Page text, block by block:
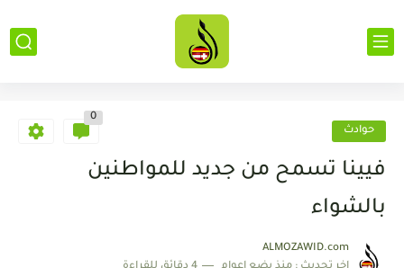
حوادث
0
فيينا تسمح من جديد للمواطنين
بالشواء
ALMOZAWID.com